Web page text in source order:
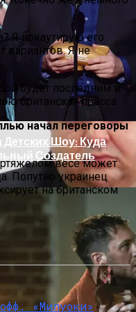
Погибших
Области Умер
Шоу: Куда
Создатель
Я нокаутирую его
вариантов. Я не
будет последним в
британская пресса.
начал переговоры
весе может
Попутно украинец
на британском